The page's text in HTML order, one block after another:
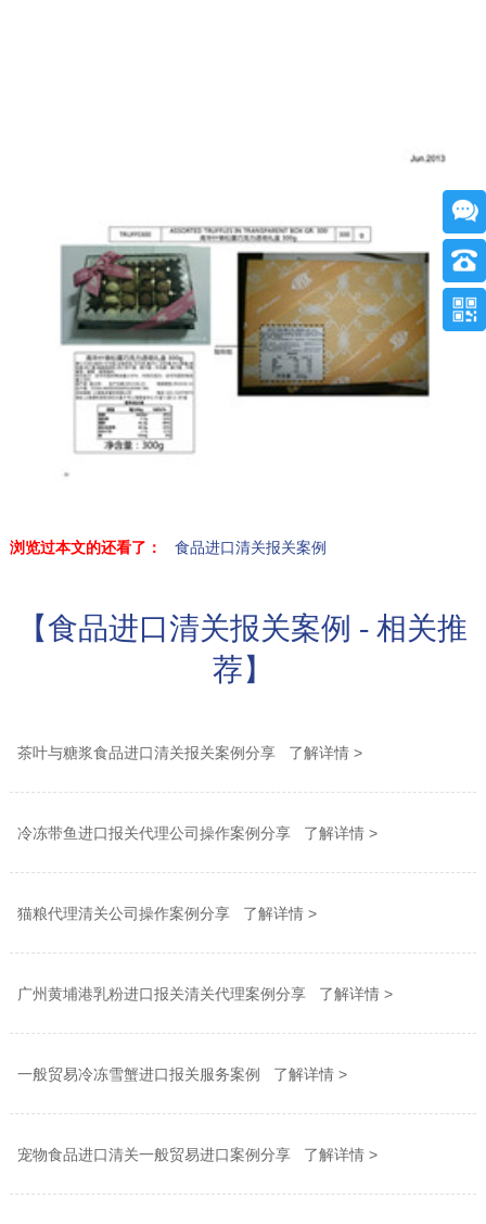
浏览过本文的还看了： 食品进口清关报关案例
【食品进口清关报关案例 - 相关推
荐】
茶叶与糖浆食品进口清关报关案例分享 了解详情 >
冷冻带鱼进口报关代理公司操作案例分享 了解详情 >
猫粮代理清关公司操作案例分享 了解详情 >
广州黄埔港乳粉进口报关清关代理案例分享 了解详情 >
一般贸易冷冻雪蟹进口报关服务案例 了解详情 >
宠物食品进口清关一般贸易进口案例分享 了解详情 >